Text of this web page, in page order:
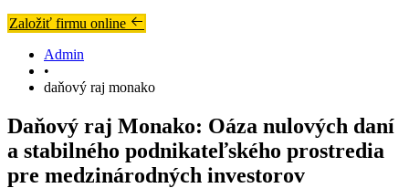
Založiť firmu online
Admin
•
daňový raj monako
Daňový raj Monako: Oáza nulových daní
a stabilného podnikateľského prostredia
pre medzinárodných investorov